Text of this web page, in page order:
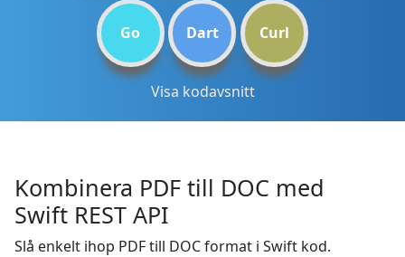
Go Dart Curl
Visa kodavsnitt
Kombinera PDF till DOC med
Swift REST API
Slå enkelt ihop PDF till DOC format i Swift kod.